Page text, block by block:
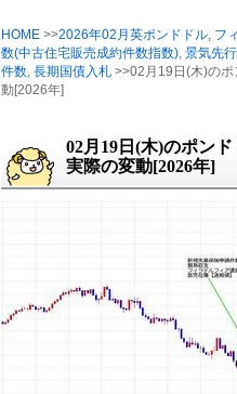
HOME >>2026年02月英ポンドドル, フ
数(中古住宅販売成約件数指数), 景気先
件数, 長期国債入札 >>02月19日(木)の
動[2026年]
02月19日(木)のポン
実際の変動[2026年]